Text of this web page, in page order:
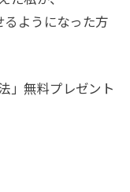
るようになった方
」無料プレゼント